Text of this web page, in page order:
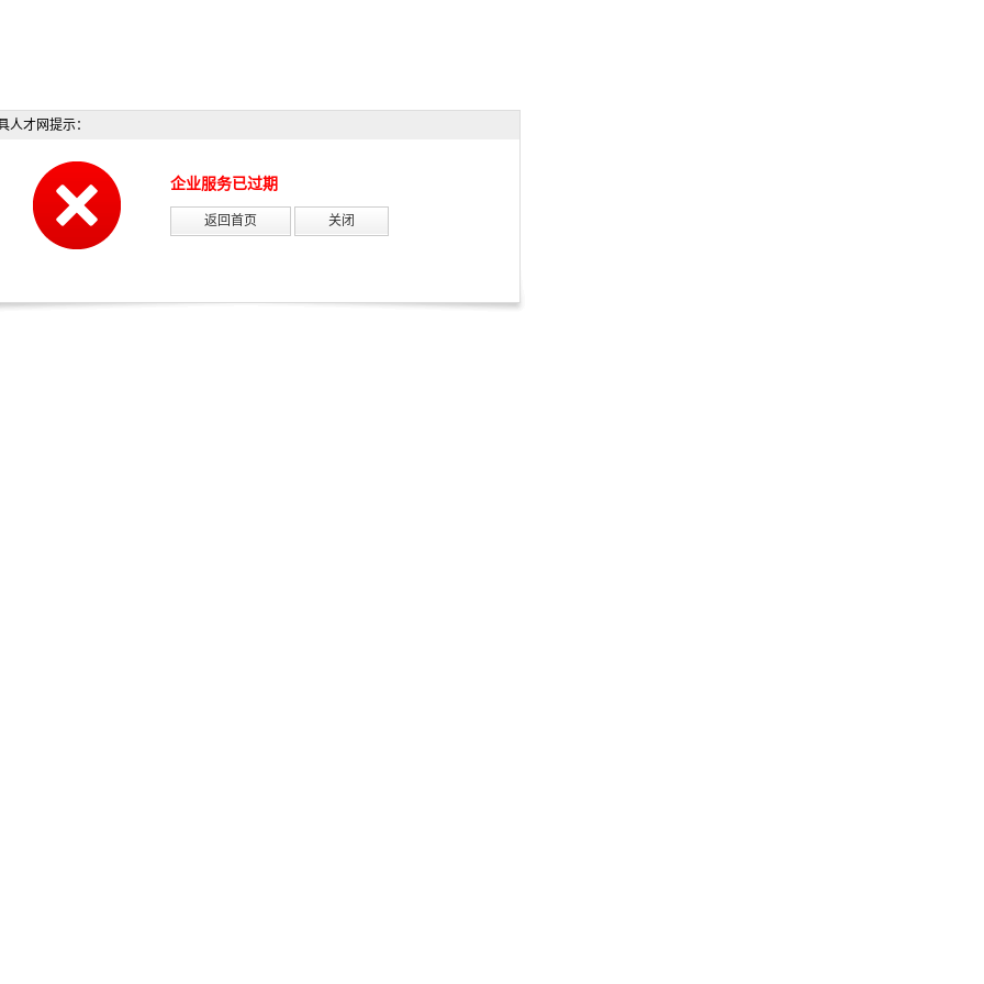
人才网提示：
企业服务已过期
返回首页 关闭